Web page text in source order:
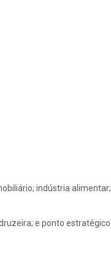
indústria alimentar;
e ponto estratégico